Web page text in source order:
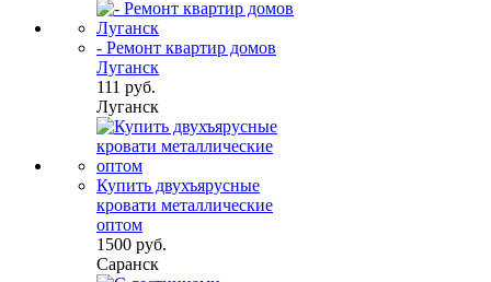
- Ремонт квартир домов
Луганск
111 руб.
Луганск
Купить двухъярусные
кровати металлические
оптом
1500 руб.
Саранск